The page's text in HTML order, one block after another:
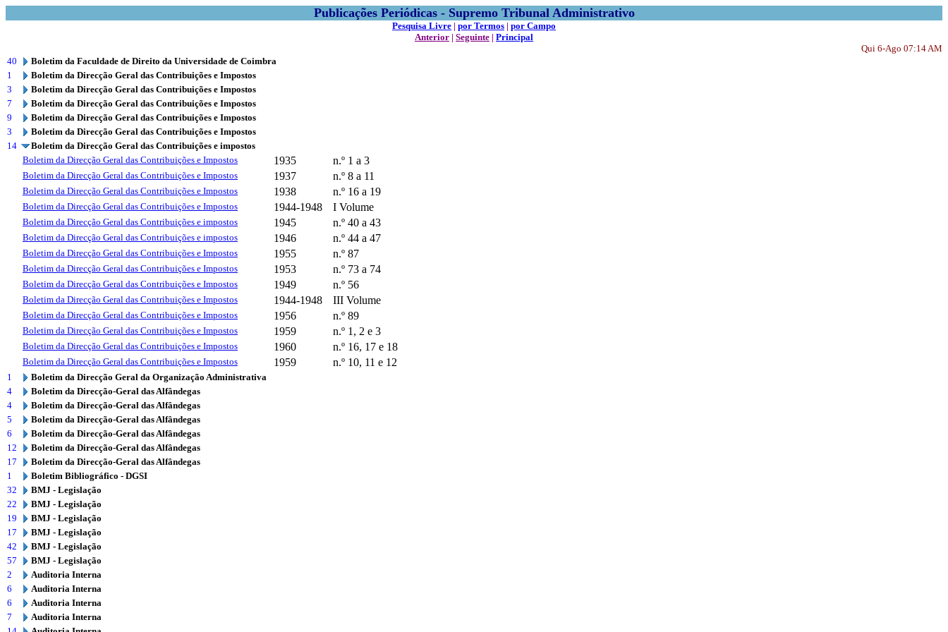
Publicações Periódicas - Supremo Tribunal Administrativo
Pesquisa Livre | por Termos | por Campo
Anterior | Seguinte | Principal
Qui 6-Ago 07:14 AM
40
Boletim da Faculdade de Direito da Universidade de Coimbra
1
Boletim da Direcção Geral das Contribuições e Impostos
3
Boletim da Direcção Geral das Contribuições e Impostos
7
Boletim da Direcção Geral das Contribuições e Impostos
9
Boletim da Direcção Geral das Contribuições e Impostos
3
Boletim da Direcção Geral das Contribuições e Impostos
14
Boletim da Direcção Geral das Contribuições e impostos
Boletim da Direcção Geral das Contribuições e Impostos
1935 n.º 1 a 3
Boletim da Direcção Geral das Contribuições e Impostos 1937 n.º 8 a 11
Boletim da Direcção Geral das Contribuições e Impostos 1938 n.º 16 a 19
Boletim da Direcção Geral das Contribuições e Impostos 1944-1948 I Volume
Boletim da Direcção Geral das Contribuições e impostos 1945 n.º 40 a 43
Boletim da Direcção Geral das Contribuições e impostos 1946 n.º 44 a 47
Boletim da Direcção Geral das Contribuições e Impostos 1955 n.º 87
Boletim da Direcção Geral das Contribuições e Impostos 1953 n.º 73 a 74
Boletim da Direcção Geral das Contribuições e Impostos 1949 n.º 56
Boletim da Direcção Geral das Contribuições e Impostos 1944-1948 III Volume
Boletim da Direcção Geral das Contribuições e Impostos 1956 n.º 89
Boletim da Direcção Geral das Contribuições e Impostos 1959 n.º 1, 2 e 3
Boletim da Direcção Geral das Contribuições e Impostos 1960 n.º 16, 17 e 18
Boletim da Direcção Geral das Contribuições e Impostos 1959 n.º 10, 11 e 12
1
Boletim da Direcção Geral da Organização Administrativa
4
Boletim da Direcção-Geral das Alfândegas
4
Boletim da Direcção-Geral das Alfândegas
5
Boletim da Direcção-Geral das Alfândegas
6
Boletim da Direcção-Geral das Alfândegas
12
Boletim da Direcção-Geral das Alfândegas
17
Boletim da Direcção-Geral das Alfândegas
1
Boletim Bibliográfico - DGSI
32
BMJ - Legislação
22
BMJ - Legislação
19
BMJ - Legislação
17
BMJ - Legislação
42
BMJ - Legislação
57
BMJ - Legislação
2
Auditoria Interna
6
Auditoria Interna
6
Auditoria Interna
7
Auditoria Interna